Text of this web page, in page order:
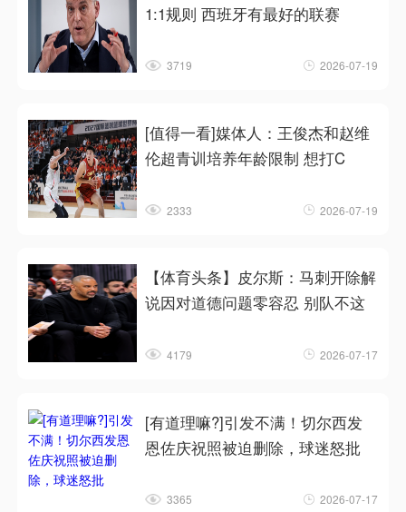
1:1规则 西班牙有最好的联赛
3719 2026-07-19
[值得一看]媒体人：王俊杰和赵维
伦超青训培养年龄限制 想打C
2333 2026-07-19
【体育头条】皮尔斯：马刺开除解
说因对道德问题零容忍 别队不这
4179 2026-07-17
[有道理嘛?]引发不满！切尔西发
恩佐庆祝照被迫删除，球迷怒批
3365 2026-07-17